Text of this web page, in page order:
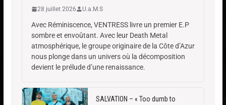
28 juillet 2026 U.a.M.S
Avec Réminiscence, VENTRESS livre un premier E.P
sombre et envoûtant. Avec leur Death Metal
atmosphérique, le groupe originaire de la Côte d’Azur
nous plonge dans un univers où la décomposition
devient le prélude d’une renaissance.
SALVATION – « Too dumb to